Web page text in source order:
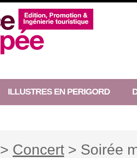
ILLUSTRES EN PERIGORD
> Concert > Soirée